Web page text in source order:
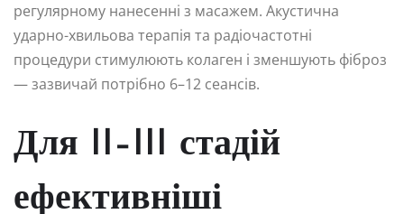
регулярному нанесенні з масажем. Акустична
ударно-хвильова терапія та радіочастотні
процедури стимулюють колаген і зменшують фіброз
— зазвичай потрібно 6–12 сеансів.
Для II–III стадій
ефективніші